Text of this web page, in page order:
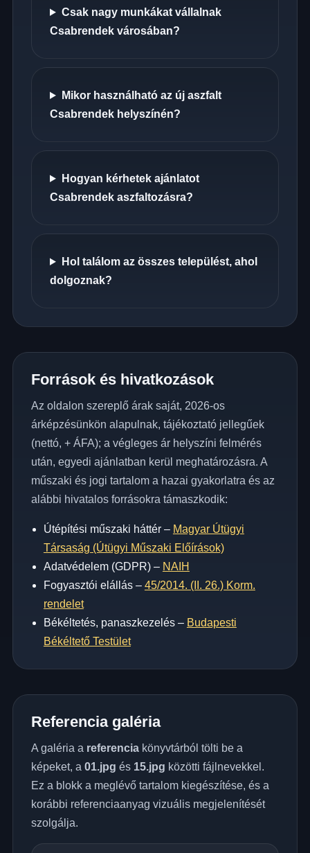
Csak nagy munkákat vállalnak
Csabrendek városában?
Mikor használható az új aszfalt
Csabrendek helyszínén?
Hogyan kérhetek ajánlatot
Csabrendek aszfaltozásra?
Hol találom az összes települést, ahol
dolgoznak?
Források és hivatkozások
Az oldalon szereplő árak saját, 2026-os
árképzésünkön alapulnak, tájékoztató jellegűek
(nettó, + ÁFA); a végleges ár helyszíni felmérés
után, egyedi ajánlatban kerül meghatározásra. A
műszaki és jogi tartalom a hazai gyakorlatra és az
alábbi hivatalos forrásokra támaszkodik:
Útépítési műszaki háttér – Magyar Útügyi
Társaság (Útügyi Műszaki Előírások)
Adatvédelem (GDPR) – NAIH
Fogyasztói elállás – 45/2014. (II. 26.) Korm.
rendelet
Békéltetés, panaszkezelés – Budapesti
Békéltető Testület
Referencia galéria
A galéria a referenciakönyvtárból tölti be a
képeket, a 01.jpg és 15.jpg közötti fájlnevekkel.
Ez a blokk a meglévő tartalom kiegészítése, és a
korábbi referenciaanyag vizuális megjelenítését
szolgálja.